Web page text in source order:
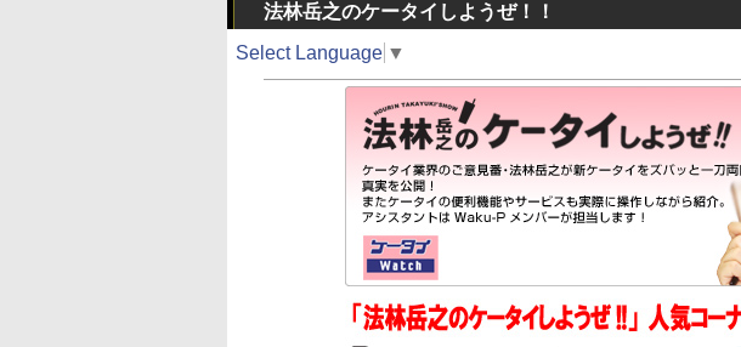
法林岳之のケータイしようぜ！！
Select Language ▼